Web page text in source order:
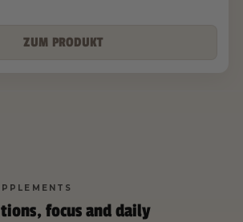
ZUM PRODUKT
focus and daily